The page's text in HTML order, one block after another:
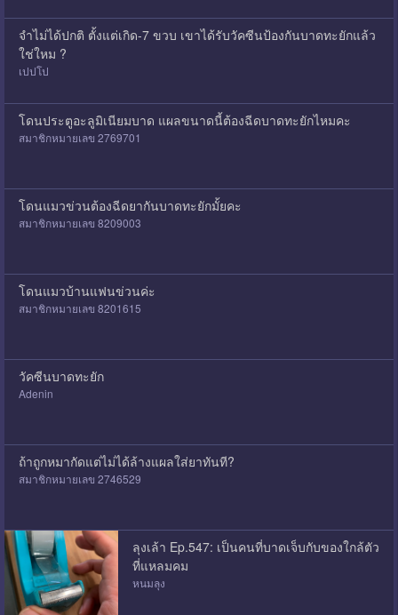
จำไม่ได้ปกติ ตั้งแต่เกิด-7 ขวบ เขาได้รับวัคซีนป้องกันบาดทะยักแล้ว
ใช่ใหม ?
เปปโป
โดนประตูอะลูมิเนียมบาด แผลขนาดนี้ต้องฉีดบาดทะยักไหมคะ
สมาชิกหมายเลข 2769701
โดนแมวข่วนต้องฉีดยากันบาดทะยักมั้ยคะ
สมาชิกหมายเลข 8209003
โดนแมวบ้านแฟนข่วนค่ะ
สมาชิกหมายเลข 8201615
วัคซีนบาดทะยัก
Adenin
ถ้าถูกหมากัดแต่ไม่ได้ล้างแผลใส่ยาทันที?
สมาชิกหมายเลข 2746529
ลุงเล้า Ep.547: เป็นคนที่บาดเจ็บกับของใกล้ตัว
ที่แหลมคม
หนมลุง